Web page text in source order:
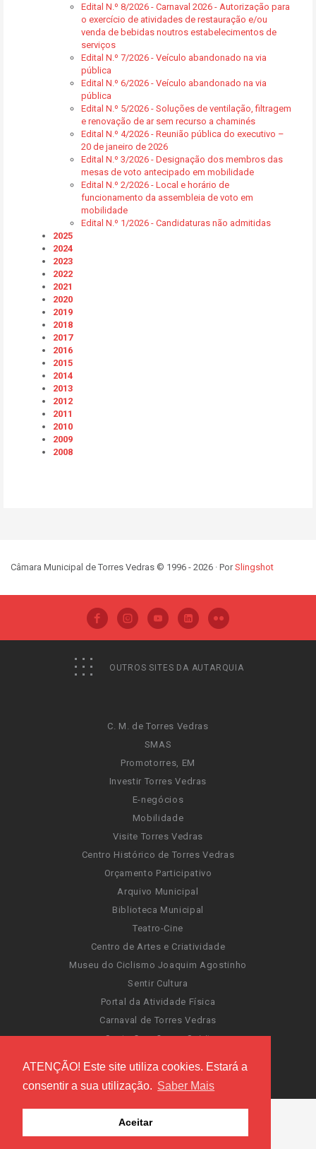
ATENÇÃO! Este site utiliza cookies. Estará a
consentir a sua utilização. Saber Mais
Aceitar
Edital N.º 8/2026 - Carnaval 2026 - Autorização para
o exercício de atividades de restauração e/ou
venda de bebidas noutros estabelecimentos de
serviços
Edital N.º 7/2026 - Veículo abandonado na via
pública
Edital N.º 6/2026 - Veículo abandonado na via
pública
Edital N.º 5/2026 - Soluções de ventilação, filtragem
e renovação de ar sem recurso a chaminés
Edital N.º 4/2026 - Reunião pública do executivo –
20 de janeiro de 2026
Edital N.º 3/2026 - Designação dos membros das
mesas de voto antecipado em mobilidade
Edital N.º 2/2026 - Local e horário de
funcionamento da assembleia de voto em
mobilidade
Edital N.º 1/2026 - Candidaturas não admitidas
2025
2024
2023
2022
2021
2020
2019
2018
2017
2016
2015
2014
2013
2012
2011
2010
2009
2008
Câmara Municipal de Torres Vedras © 1996 - 2026 · PorSlingshot
OUTROS SITES DA AUTARQUIA
C. M. de Torres Vedras
SMAS
Promotorres, EM
Investir Torres Vedras
E-negócios
Mobilidade
Visite Torres Vedras
Centro Histórico de Torres Vedras
Orçamento Participativo
Arquivo Municipal
Biblioteca Municipal
Teatro-Cine
Centro de Artes e Criatividade
Museu do Ciclismo Joaquim Agostinho
Sentir Cultura
Portal da Atividade Física
Carnaval de Torres Vedras
Santa Cruz Ocean Spirit